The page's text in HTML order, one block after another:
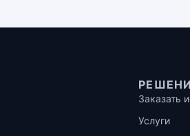
Заказать
Услуги